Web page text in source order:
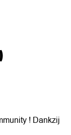
! Dankzij